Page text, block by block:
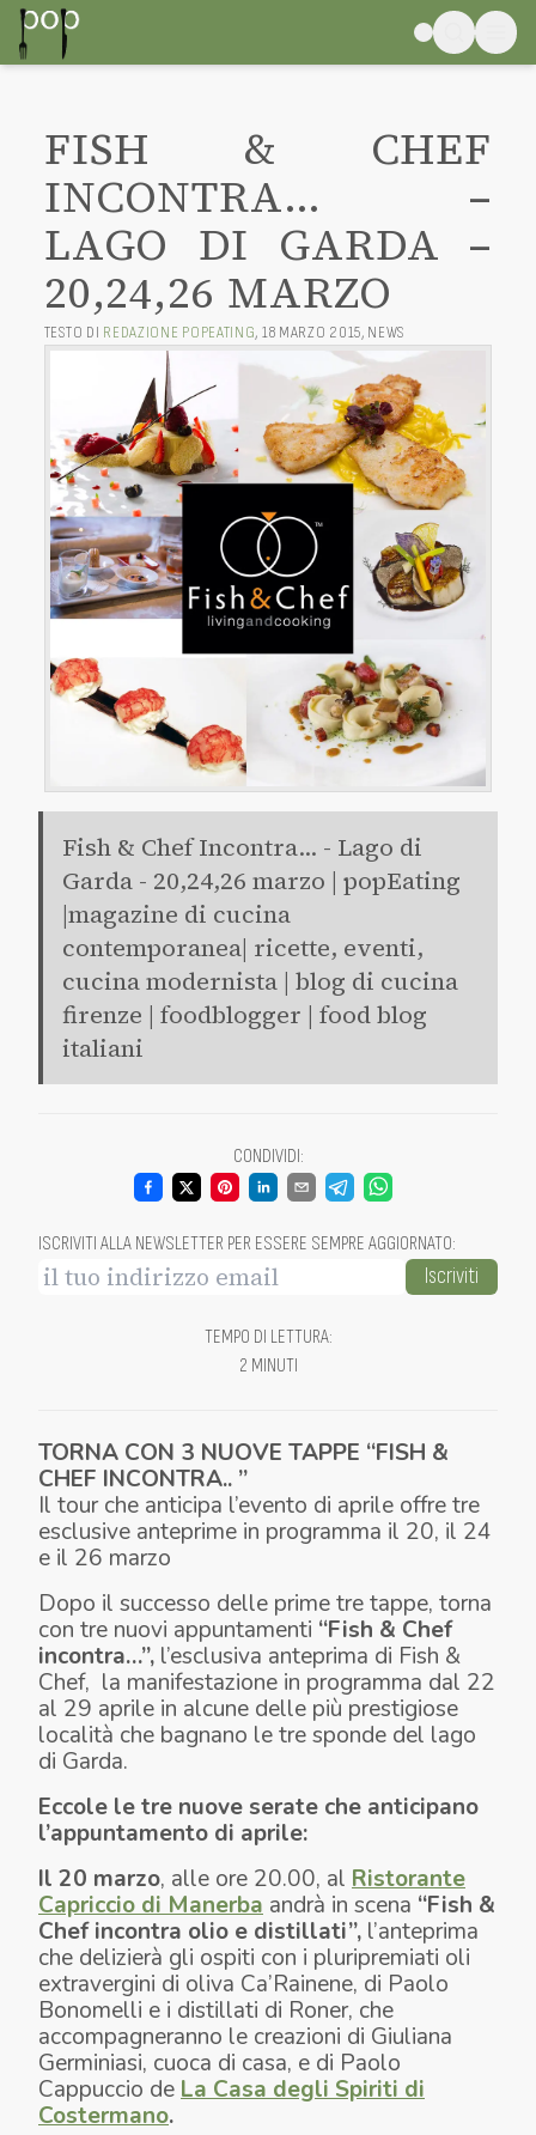
FISH & CHEF
INCONTRA… –
LAGO DI GARDA –
20,24,26 MARZO
TESTO DI REDAZIONE POPEATING, 18 MARZO 2015, NEWS
Fish & Chef Incontra... - Lago di
Garda - 20,24,26 marzo | popEating
|magazine di cucina
contemporanea| ricette, eventi,
cucina modernista | blog di cucina
firenze | foodblogger | food blog
italiani
CONDIVIDI:
ISCRIVITI ALLA NEWSLETTER PER ESSERE SEMPRE AGGIORNATO:
Iscriviti
TEMPO DI LETTURA:
2 MINUTI
TORNA CON 3 NUOVE TAPPE “FISH &
CHEF INCONTRA.. ”
Il tour che anticipa l’evento di aprile offre tre
esclusive anteprime in programma il 20, il 24
e il 26 marzo
Dopo il successo delle prime tre tappe, torna
con tre nuovi appuntamenti “Fish & Chef
incontra…”, l’esclusiva anteprima di Fish &
Chef, la manifestazione in programma dal 22
al 29 aprile in alcune delle più prestigiose
località che bagnano le tre sponde del lago
di Garda.
Eccole le tre nuove serate che anticipano
l’appuntamento di aprile:
Il 20 marzo, alle ore 20.00, al Ristorante
Capriccio di Manerba andrà in scena “Fish &
Chef incontra olio e distillati”, l’anteprima
che delizierà gli ospiti con i pluripremiati oli
extravergini di oliva Ca’Rainene, di Paolo
Bonomelli e i distillati di Roner, che
accompagneranno le creazioni di Giuliana
Germiniasi, cuoca di casa, e di Paolo
Cappuccio de La Casa degli Spiriti di
Costermano.